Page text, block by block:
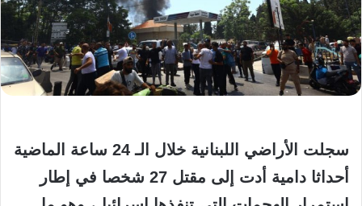
سجلت الأراضي اللبنانية خلال الـ 24 ساعة الماضية
أحداثا دامية أدت إلى مقتل 27 شخصا في إطار